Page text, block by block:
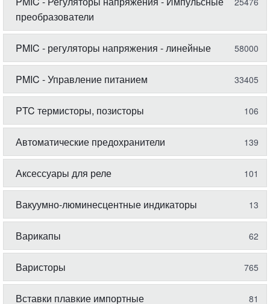
преобразователи
PMIC - регуляторы напряжения - линейные 58000
PMIC - Управление питанием 33405
PTC термисторы, позисторы 106
Автоматические предохранители 139
Аксессуары для реле 101
Вакуумно-люминесцентные индикаторы 13
Варикапы 62
Варисторы 765
Вставки плавкие импортные 81